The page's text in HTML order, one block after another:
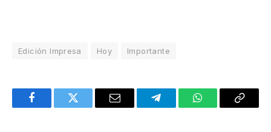
Edición Impresa Hoy Importante
FacebookTwitter Email TelegramWhatsAppCopy